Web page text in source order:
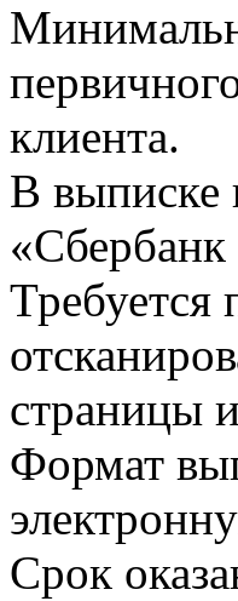
клиента.
В выписке
«Сбербанк
Требуется
страницы
Формат
Срок